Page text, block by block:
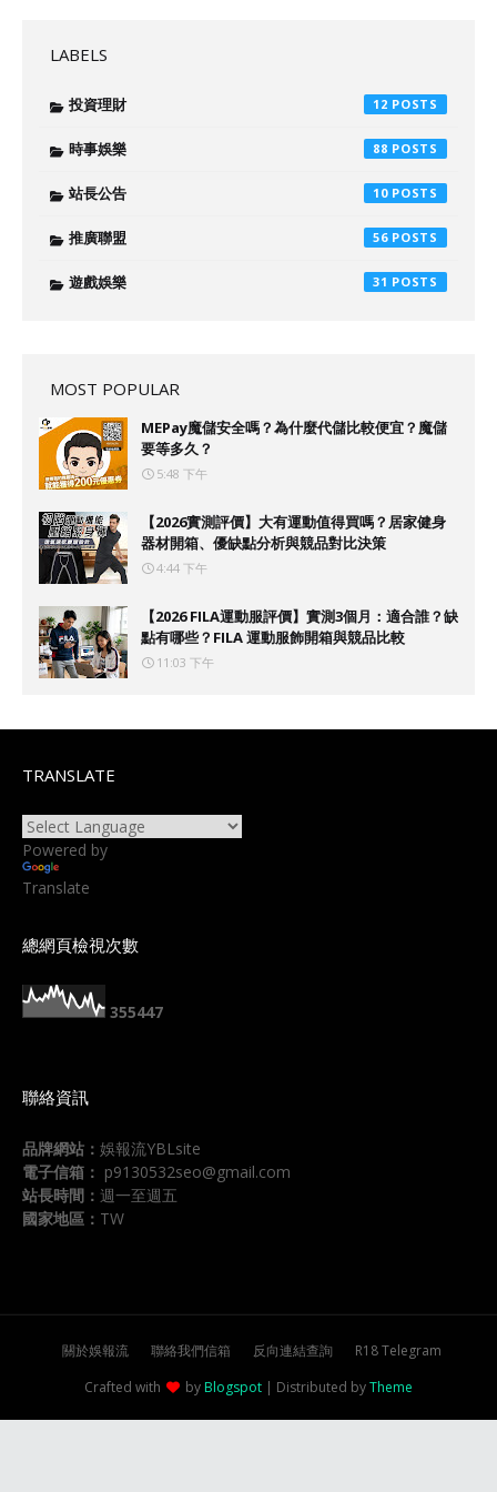
LABELS
投資理財 12
時事娛樂 88
站長公告 10
推廣聯盟 56
遊戲娛樂 31
MOST POPULAR
MEPay魔儲安全嗎？為什麼代儲比較便宜？魔儲
要等多久？
5:48 下午
【2026實測評價】大有運動值得買嗎？居家健身
器材開箱、優缺點分析與競品對比決策
4:44 下午
【2026 FILA運動服評價】實測3個月：適合誰？缺
點有哪些？FILA 運動服飾開箱與競品比較
11:03 下午
TRANSLATE
Powered by
Translate
總網頁檢視次數
355447
聯絡資訊
品牌網站： 娛報流YBLsite
電子信箱： p9130532seo@gmail.com
站長時間： 週一至週五
國家地區： TW
關於娛報流 聯絡我們信箱 反向連結查詢
R18 Telegram
Crafted with
by Blogspot | Distributed byTheme